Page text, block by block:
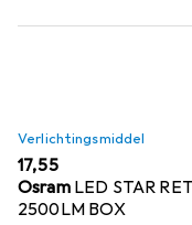
Verlichtingsmiddel
EUR
17,55
Osram LED STAR
2500LM BOX